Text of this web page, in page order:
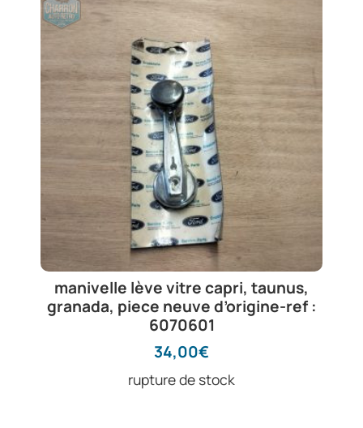
manivelle lève vitre capri, taunus,
granada, piece neuve d’origine-ref :
6070601
34,00€
rupture de stock